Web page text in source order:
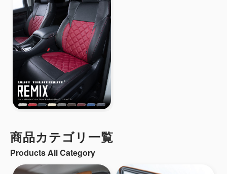
商品カテゴリ一覧
Products All Category